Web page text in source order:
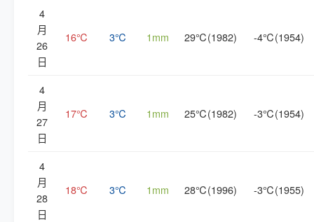
4
月
26
日
16℃ 3℃ 1mm 29℃(1982) -4℃(1954)
4
月
27
日
17℃ 3℃ 1mm 25℃(1982) -3℃(1954)
4
月
28
日
18℃ 3℃ 1mm 28℃(1996) -3℃(1955)